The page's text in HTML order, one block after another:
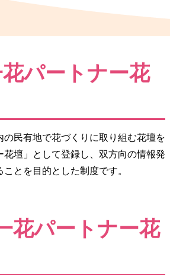
パートナー花
の民有地で花づくりに取り組む花壇を
花壇」として登録し、双方向の情報発
とを目的とした制度です。
花パートナー花